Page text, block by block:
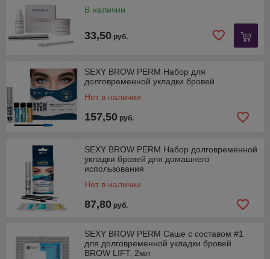
В наличии
33,50 руб.
SEXY BROW PERM Набор для
долговременной укладки бровей
Нет в наличии
157,50 руб.
SEXY BROW PERM Набор долговременной
укладки бровей для домашнего
использования
Нет в наличии
87,80 руб.
SEXY BROW PERM Саше с составом #1
для долговременной укладки бровей
BROW LIFT, 2мл